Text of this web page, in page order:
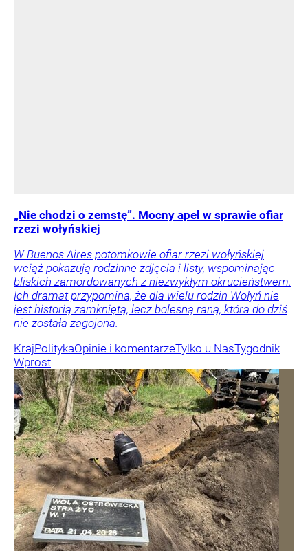
„Nie chodzi o zemstę”. Mocny apel w sprawie ofiar
rzezi wołyńskiej
W Buenos Aires potomkowie ofiar rzezi wołyńskiej
wciąż pokazują rodzinne zdjęcia i listy, wspominając
bliskich zamordowanych z niezwykłym okrucieństwem.
Ich dramat przypomina, że dla wielu rodzin Wołyń nie
jest historią zamkniętą, lecz bolesną raną, która do dziś
nie została zagojona.
KrajPolitykaOpinie i komentarzeTylko u NasTygodnik
Wprost